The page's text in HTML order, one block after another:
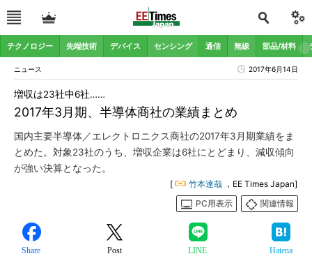
テクノロジー 先端技術 デバイス センシング 通信 無線 部品/材料
ニュース 2017年6月14日
2017年3月期、半導体商社の業績まとめ
増収は23社中6社……
国内主要半導体／エレクトロニクス商社の2017年3月期業績をま
とめた。対象23社のうち、増収企業は6社にとどまり、減収傾向
が強い決算となった。
[ 竹本達哉 ，EE Times Japan]
PC用表示
関連情報
Share Post LINE Hatena